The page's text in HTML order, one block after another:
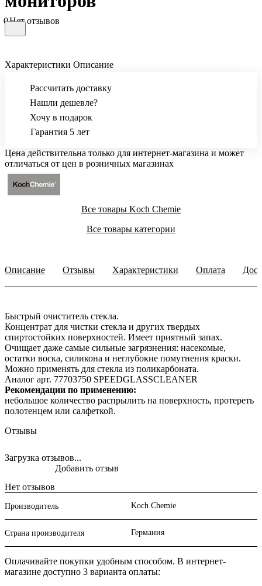
0Нет отзывов
Характеристики Описание
Рассчитать доставку
Нашли дешевле?
Хочу в подарок
Гарантия 5 лет
Цена действительна только для интернет-магазина и может
отличаться от цен в розничных магазинах
Все товары Koch Chemie
Все товары категории
Описание Отзывы Характеристики Оплата
Быстрый очиститель стекла.
Концентрат для чистки стекла и других твердых
спиртостойких поверхностей. Имеет приятный запах.
Очищает даже самые сильные загрязнения: насекомые,
остатки воска, силикона и неглубокие помутнения краски.
Можно применять для стекла из поликарбоната.
Аналог арт. 77703750 SPEEDGLASSCLEANER
Рекомендации по применению:
небольшое количество распрылить на поверхность, протереть
полотенцем или салфеткой.
Отзывы
Загрузка отзывов...
Нет отзывов
Добавить отзыв
Производитель Koch Chemie
Страна производителя Германия
Оплачивайте покупки удобным способом. В интернет-
магазине доступно 3 варианта оплаты: